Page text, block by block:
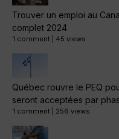
Trouver un emploi au
complet 2024
1 comment 45 views
Québec rouvre le PEQ
seront acceptées par
1 comment 256 views